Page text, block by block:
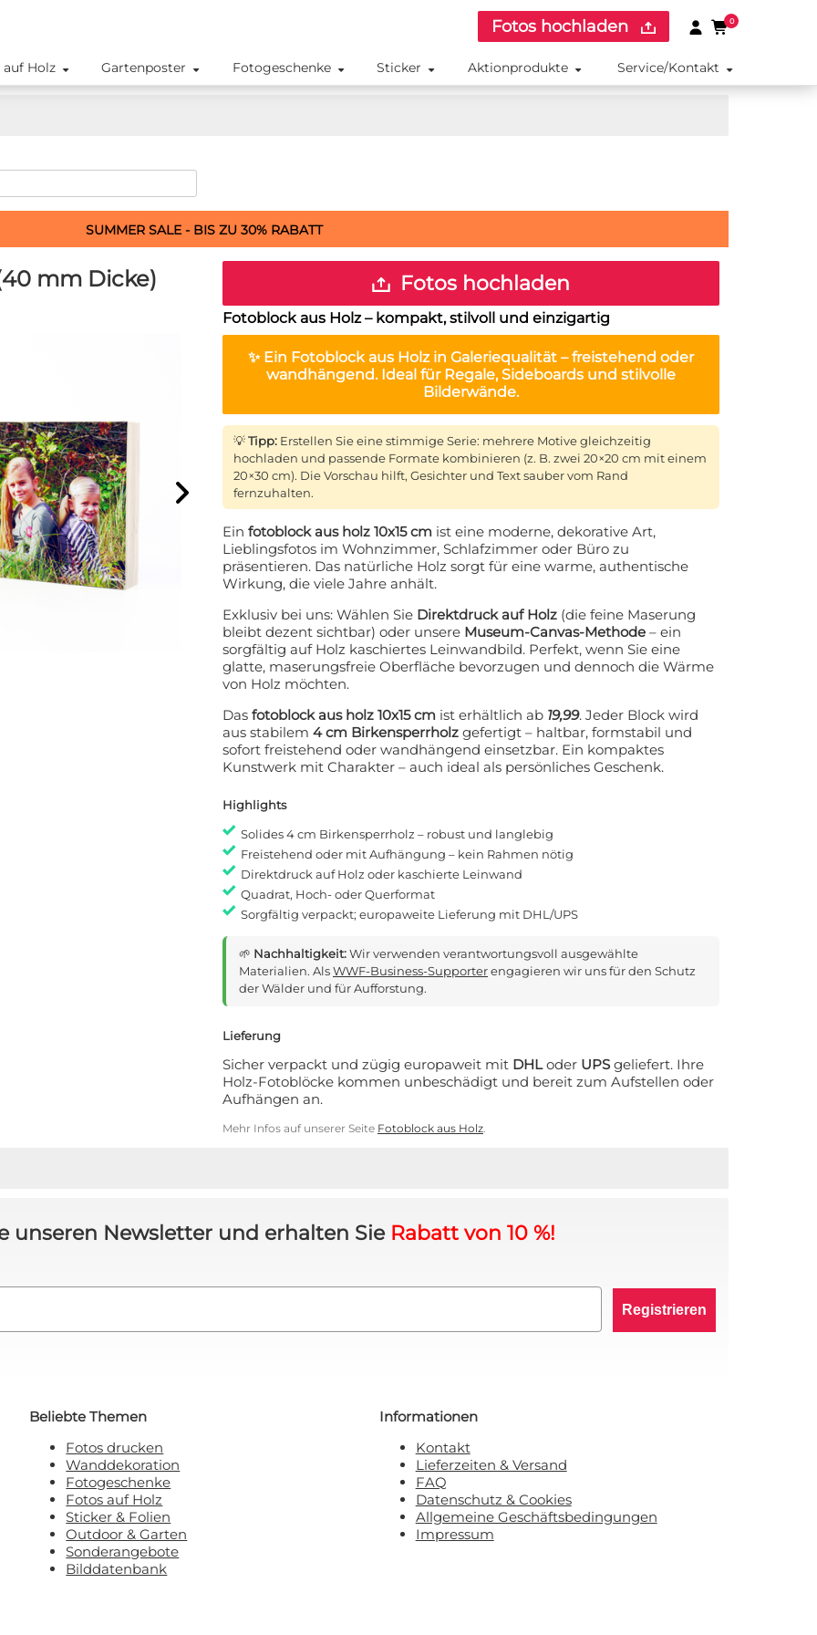
Fotos hochladen 0
auf Holz Gartenposter Fotogeschenke Sticker Aktionprodukte Service/Kontakt
SUMMER SALE - BIS ZU 30% RABATT
mm Dicke)
Fotos hochladen
Fotoblock aus Holz – kompakt, stilvoll und einzigartig
✨ Ein Fotoblock aus Holzin Galeriequalität – freistehend oder
wandhängend. Ideal für Regale, Sideboards und stilvolle
Bilderwände.
💡Tipp: Erstellen Sie eine stimmige Serie: mehrere Motive gleichzeitig
hochladen und passende Formate kombinieren (z. B. zwei 20×20 cm mit einem
20×30 cm). Die Vorschau hilft, Gesichter und Text sauber vom Rand
fernzuhalten.
Ein fotoblock aus holz 10x15 cm ist eine moderne, dekorative Art,
Lieblingsfotos im Wohnzimmer, Schlafzimmer oder Büro zu
präsentieren. Das natürliche Holz sorgt für eine warme, authentische
Wirkung, die viele Jahre anhält.
Exklusiv bei uns: Wählen Sie Direktdruck auf Holz (die feine Maserung
bleibt dezent sichtbar) oder unsere Museum-Canvas-Methode – ein
sorgfältig auf Holz kaschiertes Leinwandbild. Perfekt, wenn Sie eine
glatte, maserungsfreie Oberfläche bevorzugen und dennoch die Wärme
von Holz möchten.
Das fotoblock aus holz 10x15 cm ist erhältlich ab 19,99. Jeder Block wird
aus stabilem 4 cm Birkensperrholz gefertigt – haltbar, formstabil und
sofort freistehend oder wandhängend einsetzbar. Ein kompaktes
Kunstwerk mit Charakter – auch ideal als persönliches Geschenk.
Highlights
Solides 4 cm Birkensperrholz – robust und langlebig
Freistehend oder mit Aufhängung – kein Rahmen nötig
Direktdruck auf Holz oder kaschierte Leinwand
Quadrat, Hoch- oder Querformat
Sorgfältig verpackt; europaweite Lieferung mit DHL/UPS
🌱 Nachhaltigkeit:Wir verwenden verantwortungsvoll ausgewählte
Materialien. AlsWWF-Business-Supporterengagieren wir uns für den Schutz
der Wälder und für Aufforstung.
Lieferung
Sicher verpackt und zügig europaweit mit DHLoder UPS geliefert. Ihre
Holz-Fotoblöcke kommen unbeschädigt und bereit zum Aufstellen oder
Aufhängen an.
Mehr Infos auf unserer Seite Fotoblock aus Holz.
unseren Newsletter und erhalten Sie Rabatt von 10 %!
Registrieren
Beliebte Themen
Fotos drucken
Wanddekoration
Fotogeschenke
Fotos auf Holz
Sticker & Folien
Outdoor & Garten
Sonderangebote
Bilddatenbank
Informationen
Kontakt
Lieferzeiten & Versand
FAQ
Datenschutz & Cookies
Allgemeine Geschäftsbedingungen
Impressum